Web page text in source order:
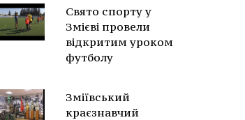
Свято спорту у
Змієві провели
відкритим уроком
футболу
Зміївський
краєзнавчий